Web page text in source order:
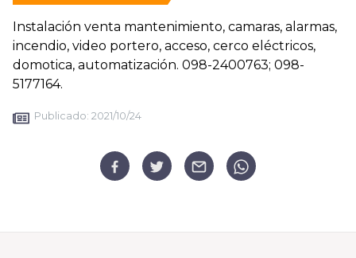
Instalación venta mantenimiento, camaras, alarmas,
incendio, video portero, acceso, cerco eléctricos,
domotica, automatización. 098-2400763; 098-
5177164.
Publicado: 2021/10/24